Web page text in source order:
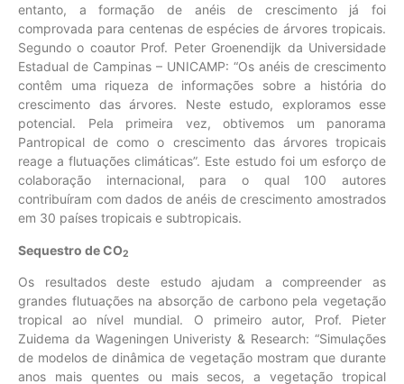
entanto, a formação de anéis de crescimento já foi
comprovada para centenas de espécies de árvores tropicais.
Segundo o coautor Prof. Peter Groenendijk da Universidade
Estadual de Campinas – UNICAMP: “Os anéis de crescimento
contêm uma riqueza de informações sobre a história do
crescimento das árvores. Neste estudo, exploramos esse
potencial. Pela primeira vez, obtivemos um panorama
Pantropical de como o crescimento das árvores tropicais
reage a flutuações climáticas”. Este estudo foi um esforço de
colaboração internacional, para o qual 100 autores
contribuíram com dados de anéis de crescimento amostrados
em 30 países tropicais e subtropicais.
Sequestro de CO2
Os resultados deste estudo ajudam a compreender as
grandes flutuações na absorção de carbono pela vegetação
tropical ao nível mundial. O primeiro autor, Prof. Pieter
Zuidema da Wageningen Univeristy & Research: “Simulações
de modelos de dinâmica de vegetação mostram que durante
anos mais quentes ou mais secos, a vegetação tropical